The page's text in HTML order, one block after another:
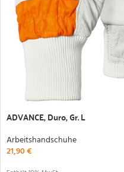
ADVANCE, Duro, Gr. L
Arbeitshandschuhe
21,90€